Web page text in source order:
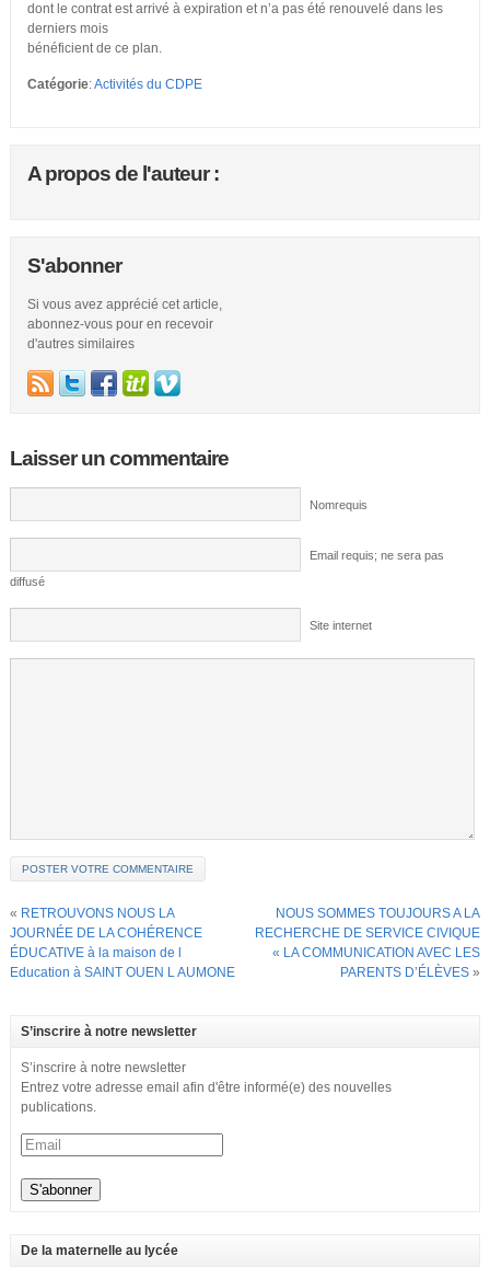
dont le contrat est arrivé à expiration et n’a pas été renouvelé dans les
derniers mois
bénéficient de ce plan.
Catégorie:Activités du CDPE
A propos de l'auteur :
S'abonner
Si vous avez apprécié cet article,
abonnez-vous pour en recevoir
d'autres similaires
Laisser un commentaire
Nomrequis
Email requis; ne sera pas
diffusé
Site internet
« RETROUVONS NOUS LA
JOURNÉE DE LA COHÉRENCE
ÉDUCATIVE à la maison de l
Education à SAINT OUEN L AUMONE
NOUS SOMMES TOUJOURS A LA
RECHERCHE DE SERVICE CIVIQUE
« LA COMMUNICATION AVEC LES
PARENTS D’ÉLÈVES »
S’inscrire à notre newsletter
S’inscrire à notre newsletter
Entrez votre adresse email afin d'être informé(e) des nouvelles
publications.
De la maternelle au lycée